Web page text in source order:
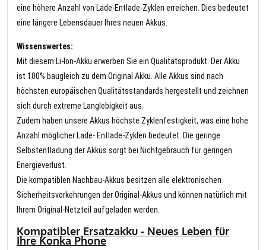
eine höhere Anzahl von Lade-Entlade-Zyklen erreichen. Dies bedeutet
eine längere Lebensdauer Ihres neuen Akkus.
Wissenswertes:
Mit diesem Li-Ion-Akku erwerben Sie ein Qualitätsprodukt. Der Akku
ist 100% baugleich zu dem Original Akku. Alle Akkus sind nach
höchsten europäischen Qualitätsstandards hergestellt und zeichnen
sich durch extreme Langlebigkeit aus.
Zudem haben unsere Akkus höchste Zyklenfestigkeit, was eine hohe
Anzahl möglicher Lade- Entlade-Zyklen bedeutet. Die geringe
Selbstentladung der Akkus sorgt bei Nichtgebrauch für geringen
Energieverlust.
Die kompatiblen Nachbau-Akkus besitzen alle elektronischen
Sicherheitsvorkehrungen der Original-Akkus und können natürlich mit
Ihrem Original-Netzteil aufgeladen werden.
Kompatibler Ersatzakku - Neues Leben für
Ihre Konka Phone